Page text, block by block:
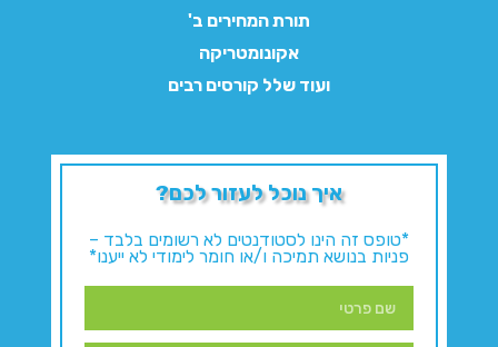
תורת המחירים ב'
אקונומטריקה
ועוד שלל קורסים רבים
איך נוכל לעזור לכם?
*טופס זה הינו לסטודנטים לא רשומים בלבד –
פניות בנושא תמיכה ו/או חומר לימודי לא ייענו*